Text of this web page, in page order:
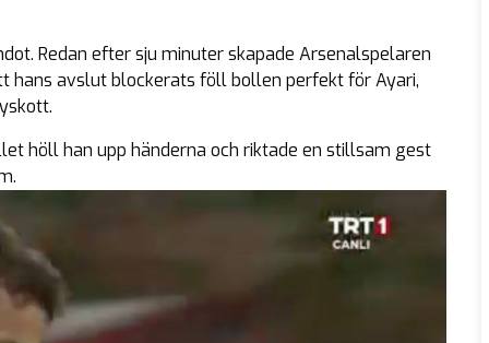
Redan efter sju minuter skapade Arsenalspelaren
hans avslut blockerats föll bollen perfekt för Ayari,
höll han upp händerna och riktade en stillsam gest